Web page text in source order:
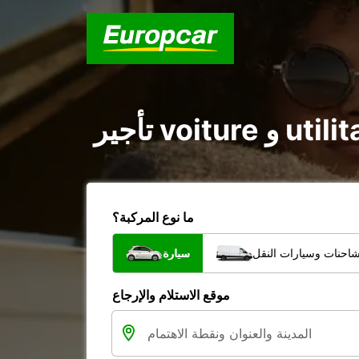
ما نوع المركبة؟
سيارة وسيارات النقل
موقع الاستلام والإرجاع